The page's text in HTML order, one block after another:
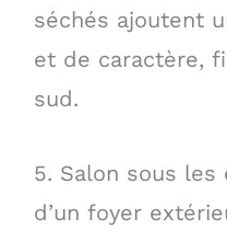
séchés ajoutent
et de caractère,
sud.
5. Salon sous
d’un foyer